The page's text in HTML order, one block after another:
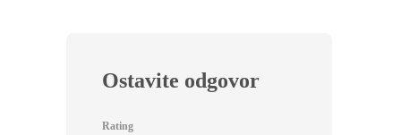
Ostavite odgovor
Rating